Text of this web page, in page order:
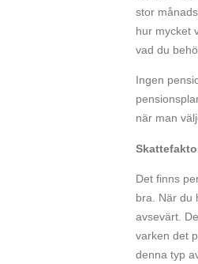
stor
hur mycket
vad du
Ingen
när man
Det finns
bra. När du
avsevärt.
varken det
denna typ